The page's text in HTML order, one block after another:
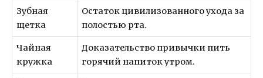
Зубная
щетка
Остаток цивилизованного ухода за
полостью рта.
Чайная
кружка
Доказательство привычки пить
горячий напиток утром.